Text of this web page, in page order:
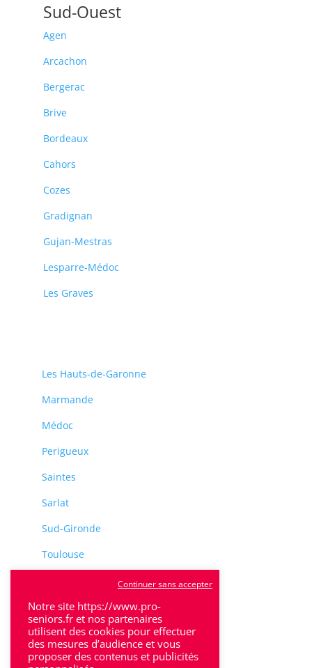
Sud-Ouest
Agen
Arcachon
Bergerac
Brive
Bordeaux
Cahors
Cozes
Gradignan
Gujan-Mestras
Lesparre-Médoc
Les Graves
Les Hauts-de-Garonne
Marmande
Médoc
Perigueux
Saintes
Sarlat
Sud-Gironde
Toulouse
Villeneuve-Sur-Lot
Notre site https://www.pro-
seniors.fr et nos partenaires
utilisent des cookies pour effectuer
des mesures d’audience et vous
proposer des contenus et publicités
Continuer sans accepter